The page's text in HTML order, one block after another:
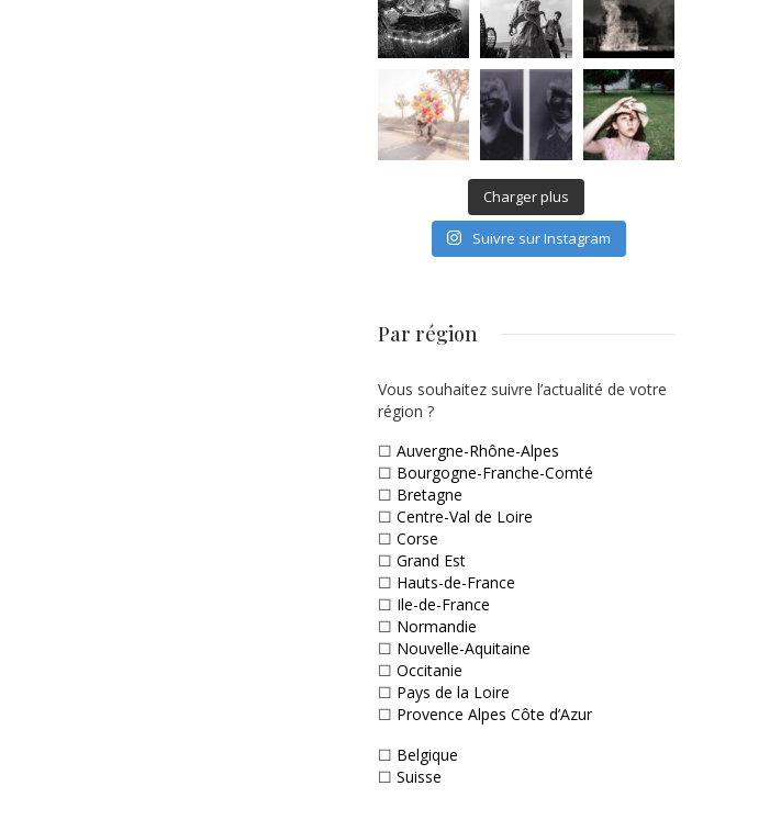
Charger plus
Suivre sur Instagram
Par région
Vous souhaitez suivre l’actualité de votre
région ?
☐ Auvergne-Rhône-Alpes
☐ Bourgogne-Franche-Comté
☐ Bretagne
☐ Centre-Val de Loire
☐ Corse
☐ Grand Est
☐ Hauts-de-France
☐ Ile-de-France
☐ Normandie
☐ Nouvelle-Aquitaine
☐ Occitanie
☐ Pays de la Loire
☐ Provence Alpes Côte d’Azur
☐ Belgique
☐ Suisse